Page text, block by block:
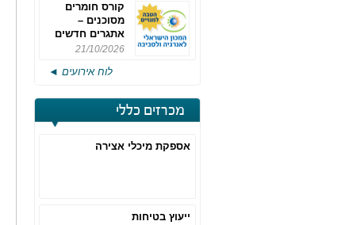
קורס חומרים
מסוכנים –
אתגרים חדשים
והערכות לחוק
מחזור 4
21/10/2026
לוח אירועים ◄
מכרזים כללי
אספקת מיכלי אצירה
ייעוץ בטיחות